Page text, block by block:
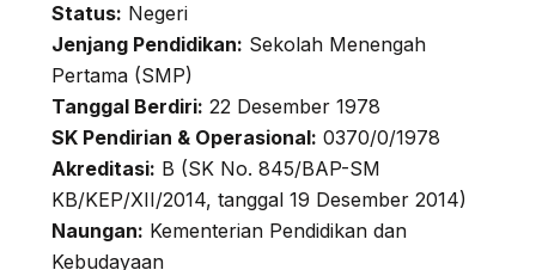
Status: Negeri
Jenjang Pendidikan: Sekolah Menengah
Pertama (SMP)
Tanggal Berdiri: 22 Desember 1978
SK Pendirian & Operasional: 0370/0/1978
Akreditasi: B (SK No. 845/BAP-SM
KB/KEP/XII/2014, tanggal 19 Desember 2014)
Naungan: Kementerian Pendidikan dan
Kebudayaan